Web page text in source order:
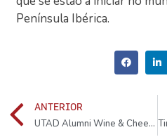
Península Ibérica.
ANTERIOR
UTAD Alumni Wine & Cheese Collection dia 20 de Novembro